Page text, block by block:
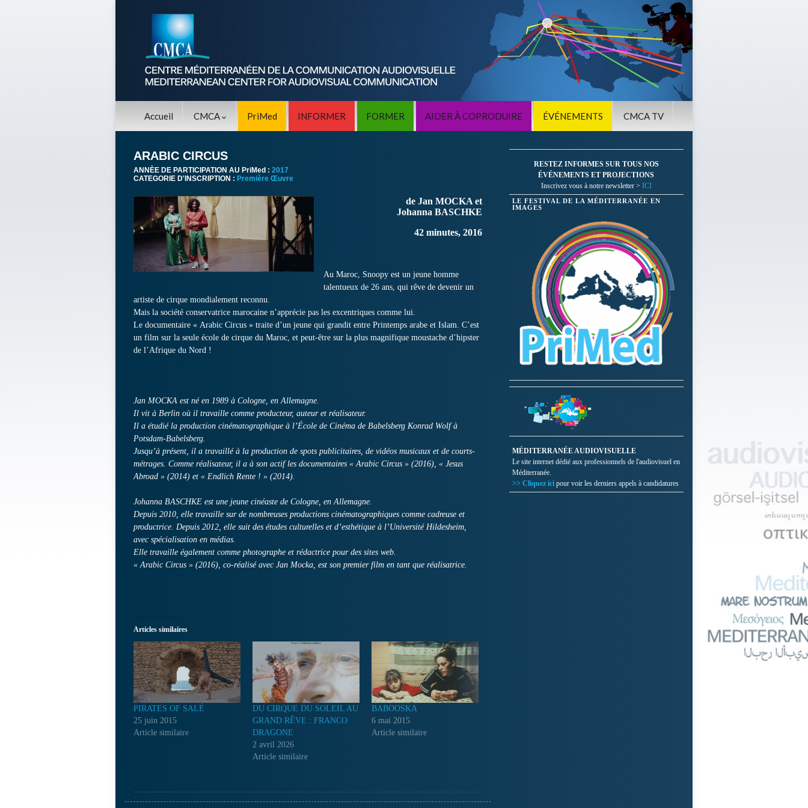
Accueil CMCA PriMed INFORMER FORMER AIDER À COPRODUIRE ÉVÉNEMENTS CMCA TV
ARABIC CIRCUS
ANNÈE DE PARTICIPATION AU PriMed : 2017
CATEGORIE D'INSCRIPTION : Première Œuvre
de Jan MOCKA et
Johanna BASCHKE
42 minutes, 2016
Au Maroc, Snoopy est un jeune homme
talentueux de 26 ans, qui rêve de devenir un
artiste de cirque mondialement reconnu.
Mais la société conservatrice marocaine n’apprécie pas les excentriques comme lui.
Le documentaire « Arabic Circus » traite d’un jeune qui grandit entre Printemps arabe et Islam. C’est
un film sur la seule école de cirque du Maroc, et peut-être sur la plus magnifique moustache d’hipster
de l’Afrique du Nord !
Jan MOCKA est né en 1989 à Cologne, en Allemagne.
Il vit à Berlin où il travaille comme producteur, auteur et réalisateur.
Il a étudié la production cinématographique à l’École de Cinéma de Babelsberg Konrad Wolf à
Potsdam-Babelsberg.
Jusqu’à présent, il a travaillé à la production de spots publicitaires, de vidéos musicaux et de courts-
métrages. Comme réalisateur, il a à son actif les documentaires « Arabic Circus » (2016), « Jesus
Abroad » (2014) et « Endlich Rente ! » (2014).
Johanna BASCHKE est une jeune cinéaste de Cologne, en Allemagne.
Depuis 2010, elle travaille sur de nombreuses productions cinématographiques comme cadreuse et
productrice. Depuis 2012, elle suit des études culturelles et d’esthétique à l’Université Hildesheim,
avec spécialisation en médias.
Elle travaille également comme photographe et rédactrice pour des sites web.
« Arabic Circus » (2016), co-réalisé avec Jan Mocka, est son premier film en tant que réalisatrice.
Articles similaires
PIRATES OF SALÉ
25 juin 2015
Article similaire
DU CIRQUE DU SOLEIL AU
GRAND RÊVE : FRANCO
DRAGONE
2 avril 2026
Article similaire
BABOOSKA
6 mai 2015
Article similaire
RESTEZ INFORMES SUR TOUS NOS
ÉVÉNEMENTS ET PROJECTIONS
Inscrivez vous à notre newsletter > ICI
LE FESTIVAL DE LA MÉDITERRANÉE EN
IMAGES
MÉDITERRANÉE AUDIOVISUELLE
Le site internet dédié aux professionnels de l'audiovisuel en
Méditerranée.
>> Cliquez ici pour voir les derniers appels à candidatures